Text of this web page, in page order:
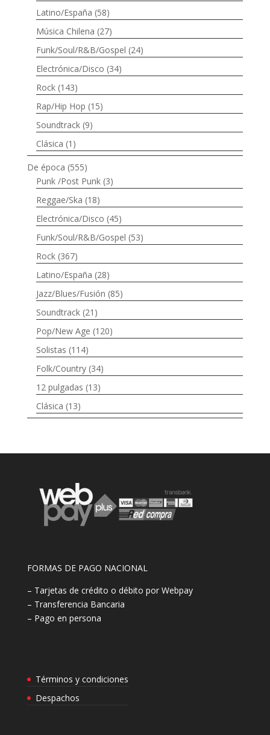
Latino/España (58)
Música Chilena (27)
Funk/Soul/R&B/Gospel (24)
Electrónica/Disco (34)
Rock (143)
Rap/Hip Hop (15)
Soundtrack (9)
Clásica (1)
De época (555)
Punk /Post Punk (3)
Reggae/Ska (18)
Electrónica/Disco (45)
Funk/Soul/R&B/Gospel (53)
Rock (367)
Latino/España (28)
Jazz/Blues/Fusión (85)
Soundtrack (21)
Pop/New Age (120)
Solistas (114)
Folk/Country (34)
12 pulgadas (13)
Clásica (13)
FORMAS DE PAGO NACIONAL
– Tarjetas de crédito o débito por Webpay
– Transferencia Bancaria
– Pago en persona
Términos y condiciones
Despachos